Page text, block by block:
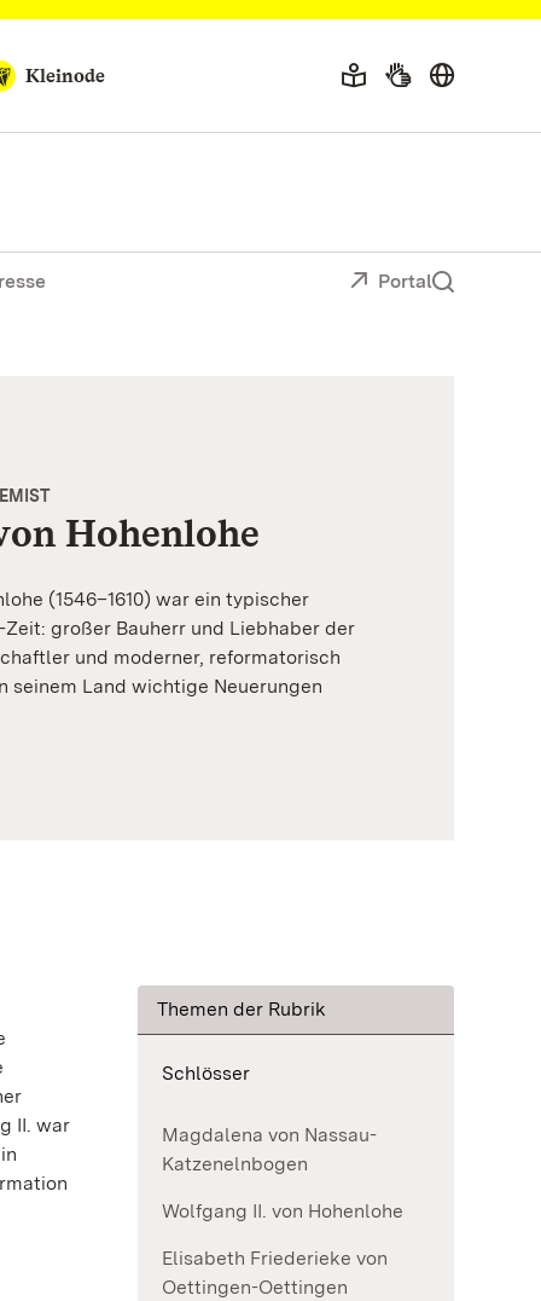
Kleinode
Portal
Hohenlohe
(1546–1610) war ein typischer
großer Bauherr und Liebhaber der
und moderner, reformatorisch
seinem Land wichtige Neuerungen
II. war
Themen der Rubrik
Schlösser
Magdalena von Nassau-
Katzenelnbogen
Wolfgang II. von Hohenlohe
Elisabeth Friederieke von
Oettingen-Oettingen